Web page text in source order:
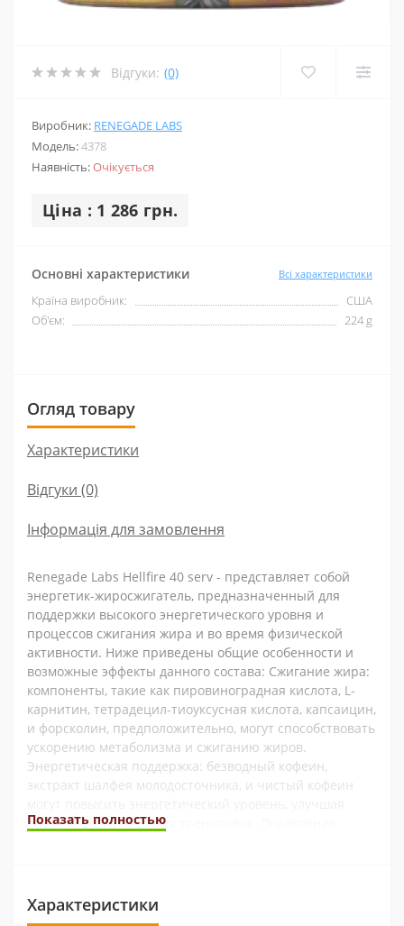
Відгуки: (0)
Виробник: RENEGADE LABS
Модель:4378
Наявність:Очікується
Ціна : 1 286 грн.
Основні характеристики Всі характеристики
Країна виробник:
США
Об'єм:
224 g
Огляд товару
Характеристики
Відгуки (0)
Інформація для замовлення
Renegade Labs Hellfire 40 serv - представляет собой
энергетик-жиросжигатель, предназначенный для
поддержки высокого энергетического уровня и
процессов сжигания жира и во время физической
активности. Ниже приведены общие особенности и
возможные эффекты данного состава: Сжигание жира:
компоненты, такие как пировиноградная кислота, L-
карнитин, тетрадецил-тиоуксусная кислота, капсаицин,
и форсколин, предположительно, могут способствовать
ускорению метаболизма и сжиганию жиров.
Энергетическая поддержка: безводный кофеин,
экстракт шалфея молодосточника, и чистый кофеин
выносливость во время тренировок. Подавление
центральной нервной системы: кофеин, 1,3-
диметиламиламин (ДМАА), и эфедра синика могут
Показать полностью
Характеристики